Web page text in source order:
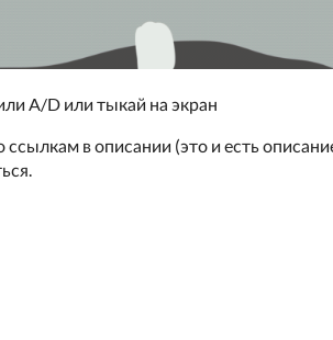
A/D или тыкай на экран
ссылкам в описании (это и есть